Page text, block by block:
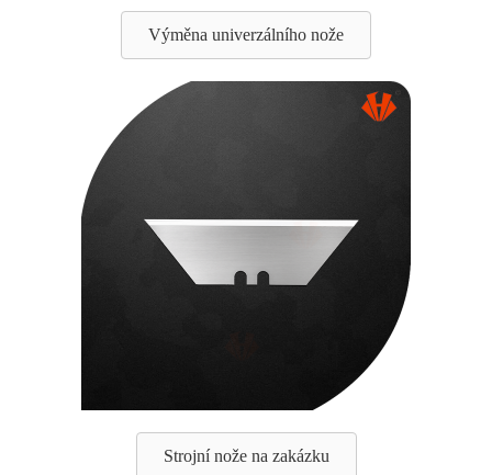
Výměna univerzálního nože
Strojní nože na zakázku